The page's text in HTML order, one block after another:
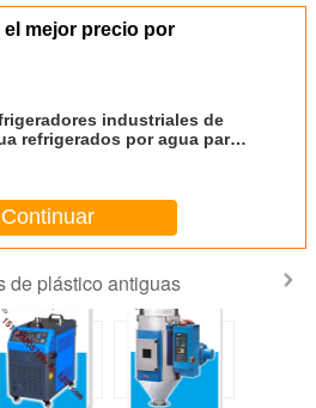
el mejor precio por
industriales de
refrigerados por agua para
Continuar
de plástico antiguas